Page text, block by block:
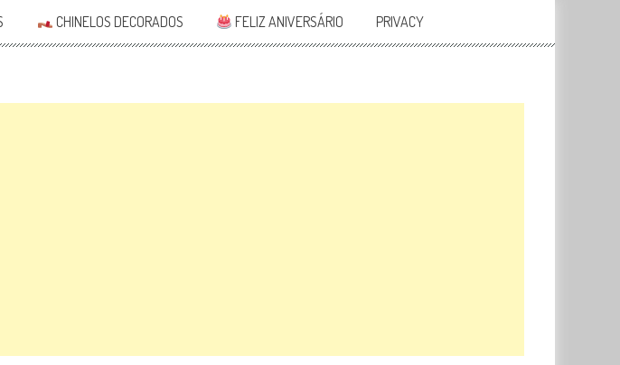
CHINELOS DECORADOS FELIZ ANIVERSÁRIO PRIVACY